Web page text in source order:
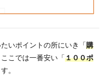
いポイントの所にいき「購
こでは一番安い「１００ポ
。